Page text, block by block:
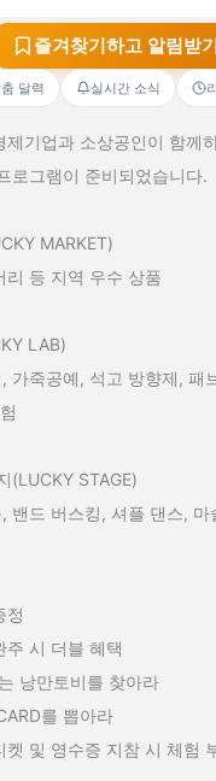
즐겨찾기하고 알림받기
달력 실시간 소식
제기업과 소상공인이 함께
로그램이 준비되었습니다.
MARKET)
리 등 지역 우수 상품
LAB)
가죽공예, 석고 방향제, 패
(LUCKY STAGE)
밴드 버스킹, 셔플 댄스, 마
정
주 시 더블 혜택
낭만토비를 찾아라
를 뽑아라
켓 및 영수증 지참 시 체험